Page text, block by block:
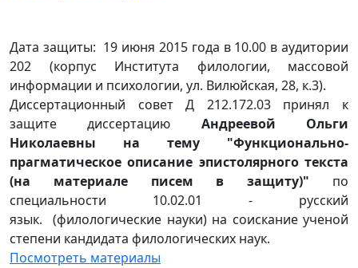
Дата защиты: 19 июня 2015 года в 10.00 в аудитории
202 (корпус Института филологии, массовой
информации и психологии, ул. Вилюйская, 28, к.3).
Диссертационный совет Д 212.172.03 принял к
защите диссертацию Андреевой Ольги
Николаевны на тему "Функционально-
прагматическое описание эпистолярного текста
(на материале писем в защиту)" по
специальности 10.02.01 - русский
язык. (филологические науки) на соискание ученой
степени кандидата филологических наук.
Посмотреть материалы